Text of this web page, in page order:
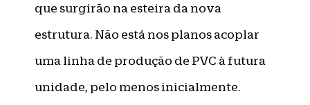
que surgirão na esteira da nova
estrutura. Não está nos planos acoplar
uma linha de produção de PVC à futura
unidade, pelo menos inicialmente.